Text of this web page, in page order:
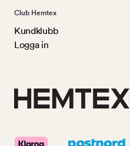
Club Hemtex
Kundklubb
Logga in